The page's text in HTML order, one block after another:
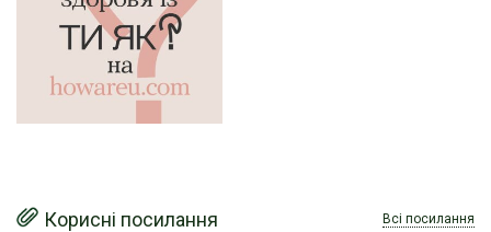
Корисні посилання Всі посилання